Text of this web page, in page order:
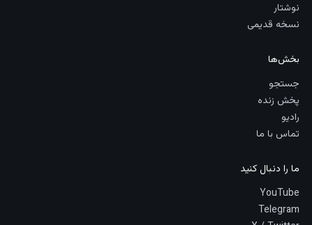
نوشتار
نسخه قدیمی
بخش‌ها
جستجو
پخش زنده
رادیو
تماس با ما
ما را دنبال کنید
YouTube
Telegram